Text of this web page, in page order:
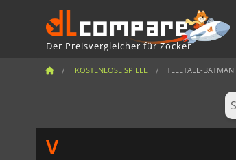
Der Preisvergleicher für Zocker
KOSTENLOSE SPIELE TELLTALE-
V